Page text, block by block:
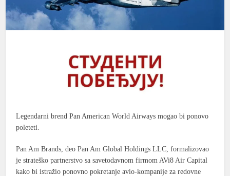
Legendarni brend Pan American World Airways mogao bi ponovo
poleteti.
Pan Am Brands, deo Pan Am Global Holdings LLC, formalizovao
je strateško partnerstvo sa savetodavnom firmom AVi8 Air Capital
kako bi istražio ponovno pokretanje avio-kompanije za redovne